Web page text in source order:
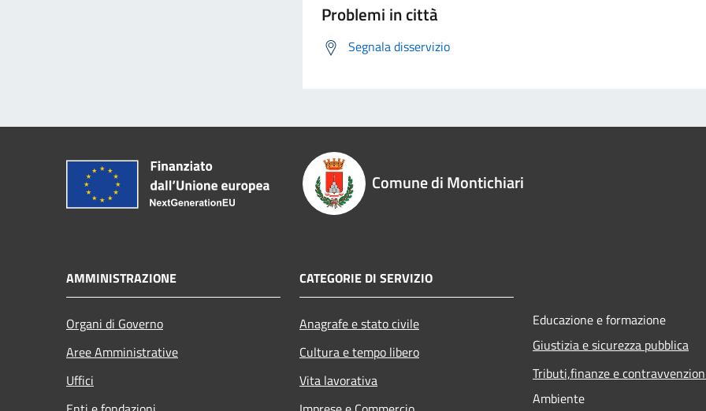
Problemi in città
Segnala disservizio
Comune di Montichiari
AMMINISTRAZIONE
Organi di Governo
Aree Amministrative
Uffici
CATEGORIE DI SERVIZIO
Anagrafe e stato civile
Cultura e tempo libero
Vita lavorativa
Educazione e formazione
Giustizia e sicurezza pubblica
Tributi,finanze e
Ambiente